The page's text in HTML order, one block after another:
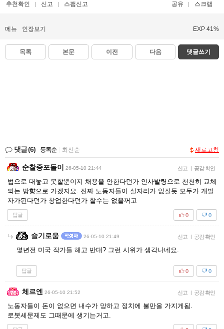
추천확인 신고 스팸신고 공유 스크랩
메뉴 인장보기 EXP 41%
목록 본문 이전 다음 댓글쓰기
댓글(6) 등록순 최신순 새로고침
순찰중포돌이 26-05-10 21:44 신고 | 공감 확인
법으로 대놓고 못할뿐이지 채용을 안한다던가 인사발령으로 천천히 교체
되는 방향으로 가겠지요. 진짜 노동자들이 설자리가 없질듯 모두가 개발
자가된다던가 창업한다던가 할수는 없을꺼고
답글 0
0
슬기로움 26-05-10 21:49 신고 | 공감 확인
몇년전 미국 작가들 해고 반대? 그런 시위가 생각나네요.
답글 0
0
체르엔 26-05-10 21:52 신고 | 공감 확인
노동자들이 돈이 없으면 내수가 망하고 정치에 불만을 가지게됨.
로봇세문제도 그때문에 생기는거고.